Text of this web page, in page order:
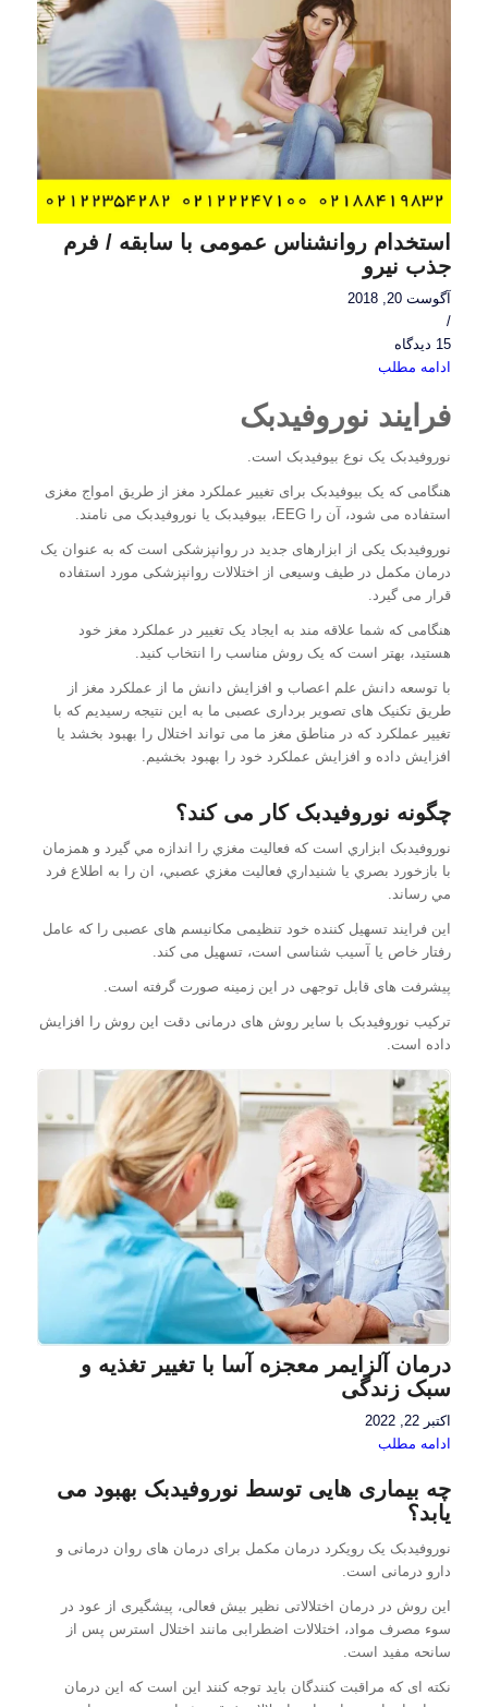
استخدام روانشناس عمومی با سابقه / فرم
جذب نیرو
آگوست 20, 2018
/
15 دیدگاه
ادامه مطلب
فرایند نوروفیدبک
نوروفیدبک یک نوع بیوفیدبک است.
هنگامی که یک بیوفیدبک برای تغییر عملکرد مغز از طریق امواج مغزی
استفاده می شود، آن را EEG، بیوفیدبک یا نوروفیدبک می نامند.
نوروفیدبک یکی از ابزارهای جدید در روانپزشکی است که به عنوان یک
درمان مکمل در طیف وسیعی از اختلالات روانپزشکی مورد استفاده
قرار می گیرد.
هنگامی که شما علاقه مند به ایجاد یک تغییر در عملکرد مغز خود
هستید، بهتر است که یک روش مناسب را انتخاب کنید.
با توسعه دانش علم اعصاب و افزایش دانش ما از عملکرد مغز از
طریق تکنیک های تصویر برداری عصبی ما به این نتیجه رسیدیم که با
تغییر عملکرد که در مناطق مغز ما می تواند اختلال را بهبود بخشد یا
افزایش داده و افزایش عملکرد خود را بهبود بخشیم.
چگونه نوروفیدبک کار می کند؟
نوروفیدبک ابزاري است كه فعاليت مغزي را اندازه مي گيرد و همزمان
با بازخورد بصري يا شنيداري فعاليت مغزي عصبي، ان را به اطلاع فرد
مي رساند.
این فرایند تسهیل کننده خود تنظیمی مکانیسم های عصبی را که عامل
رفتار خاص یا آسیب شناسی است، تسهیل می کند.
پیشرفت های قابل توجهی در این زمینه صورت گرفته است.
ترکیب نوروفیدبک با سایر روش های درمانی دقت این روش را افزایش
داده است.
درمان آلزایمر معجزه آسا با تغییر تغذیه و
سبک زندگی
اکتبر 22, 2022
ادامه مطلب
چه بیماری هایی توسط نوروفیدبک بهبود می
یابد؟
نوروفیدبک یک رویکرد درمان مکمل برای درمان های روان درمانی و
دارو درمانی است.
این روش در درمان اختلالاتی نظیر بیش فعالی، پیشگیری از عود در
سوء مصرف مواد، اختلالات اضطرابی مانند اختلال استرس پس از
سانحه مفید است.
نکته ای که مراقبت کنندگان باید توجه کنند این است که این درمان